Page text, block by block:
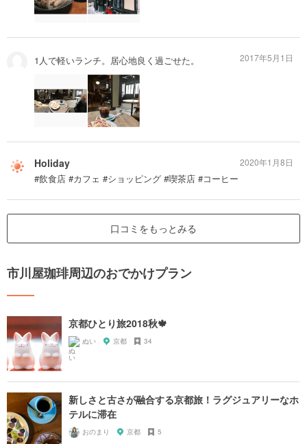
1人で軽いランチ。居心地良く過ごせた。 2017年5月1日
Holiday
#飲食店 #カフェ #ショッピング #喫茶店 #コーヒー
2020年1月8日
口コミをもっとみる
市川屋珈琲周辺のおでかけプラン
京都ひとり旅2018秋🍁
ぬい 京都 34
新しさと古さが融合する京都旅！ラグジュアリーなホ
テルに滞在
おのまり 京都 5